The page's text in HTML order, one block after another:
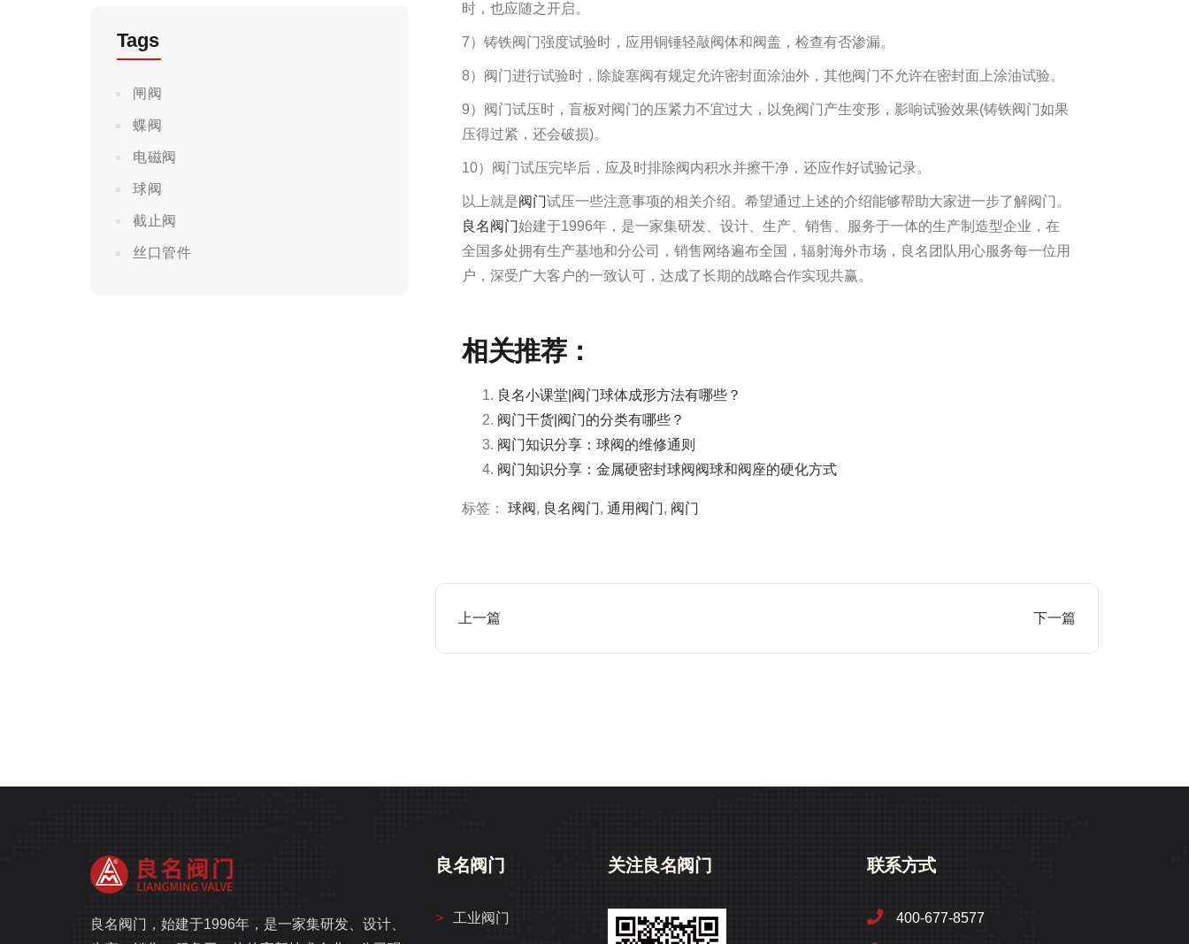
Tags
闸阀
蝶阀
电磁阀
球阀
截止阀
丝口管件
时，也应随之开启。
7）铸铁阀门强度试验时，应用铜锤轻敲阀体和阀盖，检查有否渗漏。
8）阀门进行试验时，除旋塞阀有规定允许密封面涂油外，其他阀门不允许在密封面上涂油试验。
9）阀门试压时，盲板对阀门的压紧力不宜过大，以免阀门产生变形，影响试验效果(铸铁阀门如果
压得过紧，还会破损)。
10）阀门试压完毕后，应及时排除阀内积水并擦干净，还应作好试验记录。
以上就是阀门试压一些注意事项的相关介绍。希望通过上述的介绍能够帮助大家进一步了解阀门。
良名阀门始建于1996年，是一家集研发、设计、生产、销售、服务于一体的生产制造型企业，在
全国多处拥有生产基地和分公司，销售网络遍布全国，辐射海外市场，良名团队用心服务每一位用
户，深受广大客户的一致认可，达成了长期的战略合作实现共赢。​
相关推荐：
良名小课堂|阀门球体成形方法有哪些？
阀门干货|阀门的分类有哪些？
阀门知识分享：球阀的维修通则
阀门知识分享：金属硬密封球阀阀球和阀座的硬化方式
标签： 球阀, 良名阀门, 通用阀门, 阀门
上一篇 下一篇
良名阀门，始建于1996年，是一家集研发、设计、
良名阀门
工业阀门
关注良名阀门 联系方式
400-677-8577